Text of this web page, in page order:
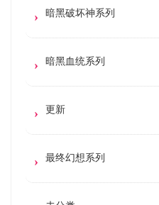
暗黑破坏神系列
暗黑血统系列
更新
最终幻想系列